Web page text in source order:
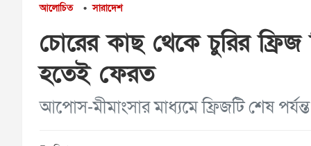
আলোচিত • সারাদেশ
চোরের কাছ থেকে চুরির
হতেই ফেরত
আপোস-মীমাংসার মাধ্যমে ফ্রিজটি শেষ